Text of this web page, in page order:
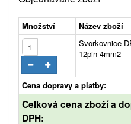
Množství Název zboží
Svorkovnice
12pin 4mm2
Cena dopravy a platby:
Celková cena zboží a
DPH: